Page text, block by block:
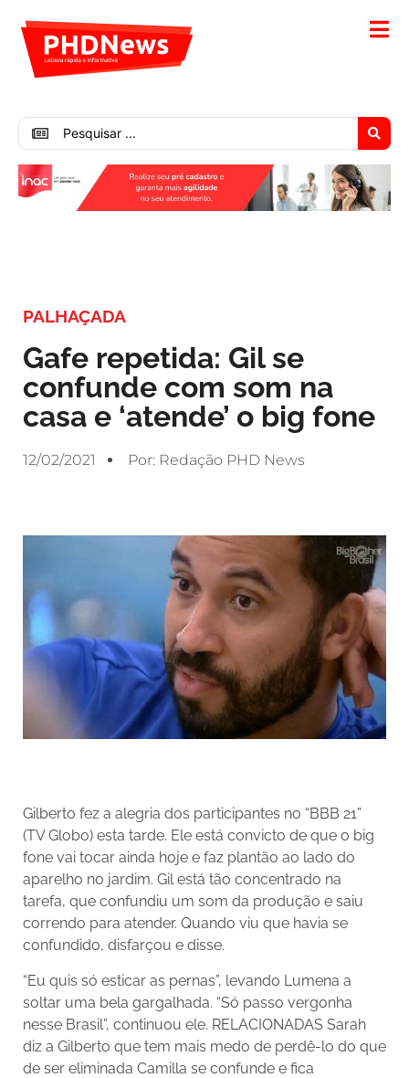
PALHAÇADA
Gafe repetida: Gil se
confunde com som na
casa e ‘atende’ o big fone
12/02/2021 Por: Redação PHD News
Gilberto fez a alegria dos participantes no “BBB 21”
(TV Globo) esta tarde. Ele está convicto de que o big
fone vai tocar ainda hoje e faz plantão ao lado do
aparelho no jardim. Gil está tão concentrado na
tarefa, que confundiu um som da produção e saiu
correndo para atender. Quando viu que havia se
confundido, disfarçou e disse.
“Eu quis só esticar as pernas”, levando Lumena a
soltar uma bela gargalhada. “Só passo vergonha
nesse Brasil”, continuou ele. RELACIONADAS Sarah
diz a Gilberto que tem mais medo de perdê-lo do que
de ser eliminada Camilla se confunde e fica